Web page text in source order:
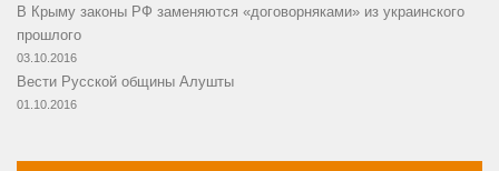
В Крыму законы РФ заменяются «договорняками» из украинского
прошлого
03.10.2016
Вести Русской общины Алушты
01.10.2016